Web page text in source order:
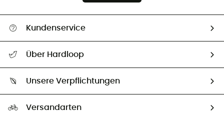
Kundenservice
Größentabelle
Vertrag widerrufen
Über Hardloop
Unsere Botschafter
Unsere Verpflichtungen
Versandarten